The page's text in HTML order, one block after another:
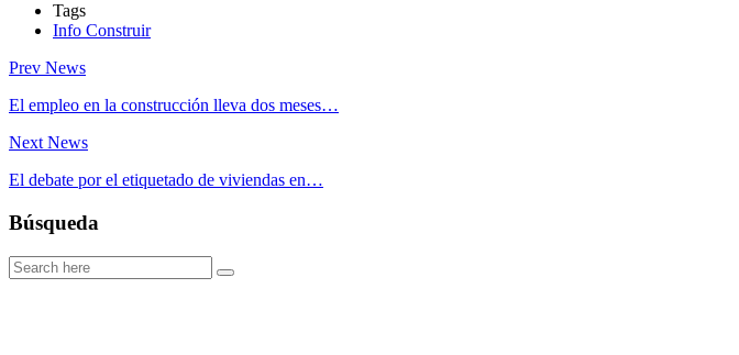
Tags
Info Construir
Prev News
El empleo en la construcción lleva dos meses…
Next News
El debate por el etiquetado de viviendas en…
Búsqueda